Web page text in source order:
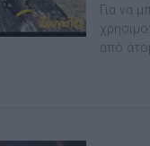
Για να
από